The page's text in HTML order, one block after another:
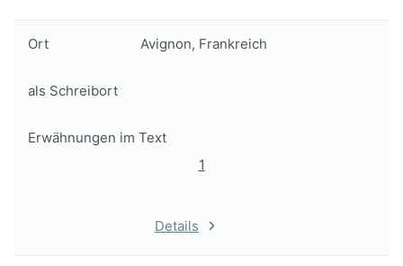
Ort Avignon, Frankreich
als Schreibort
Erwähnungen im Text
1
Details